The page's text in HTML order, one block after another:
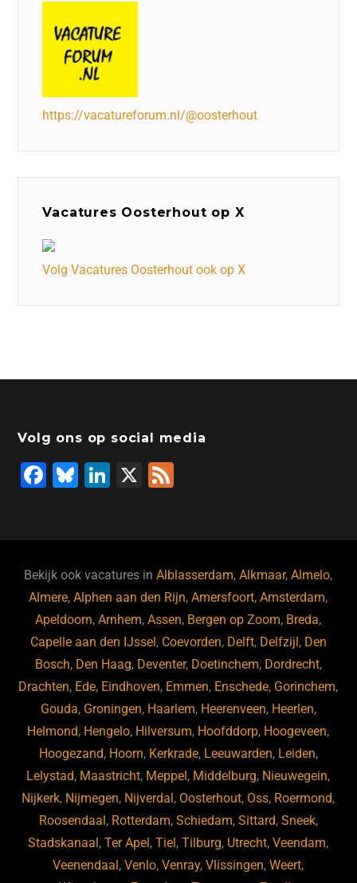
https://vacatureforum.nl/@oosterhout
Vacatures Oosterhout op X
Volg Vacatures Oosterhout ook op X
Volg ons op social media
F
b
o
o
k
Bl
ky
Li
dI
n
X
Bekijk ook vacatures inAlblasserdam,Alkmaar,Almelo,
Almere,Alphen aan den Rijn,Amersfoort,Amsterdam,
Apeldoorn,Arnhem,Assen, Bergen op Zoom, Breda,
Capelle aan den IJssel, Coevorden, Delft, Delfzijl, Den
Bosch, Den Haag, Deventer, Doetinchem, Dordrecht,
Drachten, Ede, Eindhoven, Emmen, Enschede, Gorinchem,
Gouda, Groningen, Haarlem, Heerenveen, Heerlen,
Helmond, Hengelo, Hilversum, Hoofddorp, Hoogeveen,
Hoogezand, Hoorn, Kerkrade, Leeuwarden, Leiden,
Lelystad, Maastricht, Meppel, Middelburg, Nieuwegein,
Nijkerk, Nijmegen, Nijverdal, Oosterhout, Oss, Roermond,
Roosendaal, Rotterdam, Schiedam, Sittard, Sneek,
Stadskanaal,Ter Apel,Tiel,Tilburg, Utrecht,Veendam,
Veenendaal,Venlo,Venray,Vlissingen,Weert,